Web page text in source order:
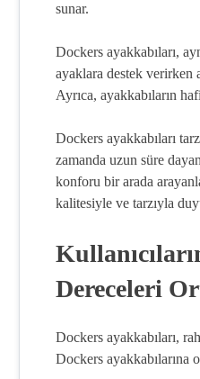
sunar.
Dockers ayakkabıları,
ayaklara destek verirken
Ayrıca, ayakkabıların
Dockers ayakkabıları
zamanda uzun süre
konforu bir arada
kalitesiyle ve tarzıyla
Dereceleri
Dockers ayakkabıları,
Dockers ayakkabılarına